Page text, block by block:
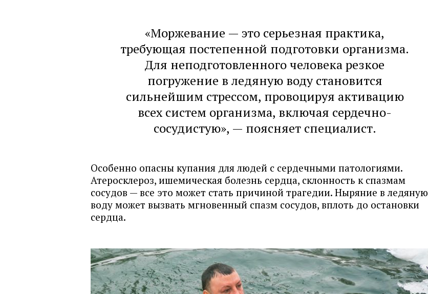
«Моржевание — это серьезная практика,
требующая постепенной подготовки организма.
Для неподготовленного человека резкое
погружение в ледяную воду становится
сильнейшим стрессом, провоцируя активацию
всех систем организма, включая сердечно-
сосудистую», — поясняет специалист.
Особенно опасны купания для людей с сердечными патологиями.
Атеросклероз, ишемическая болезнь сердца, склонность к спазмам
сосудов — все это может стать причиной трагедии. Ныряние в ледяную
воду может вызвать мгновенный спазм сосудов, вплоть до остановки
сердца.